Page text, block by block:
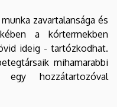
zavartalansága és
a kórtermekben
ideig - tartózkodhat.
mihamarabbi
hozzátartozóval